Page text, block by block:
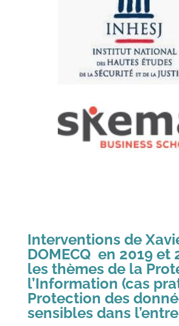
Interventions de
DOMECQ en 2019 et
les thèmes de la
l’Information (cas
Protection des
sensibles dans